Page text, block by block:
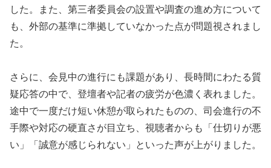
した。また、第三者委員会の設置や調査の進め方について
も、外部の基準に準拠していなかった点が問題視されまし
た。
さらに、会見中の進行にも課題があり、長時間にわたる質
疑応答の中で、登壇者や記者の疲労が色濃く表れました。
途中で一度だけ短い休憩が取られたものの、司会進行の不
手際や対応の硬直さが目立ち、視聴者からも「仕切りが悪
い」「誠意が感じられない」といった声が上がりました。